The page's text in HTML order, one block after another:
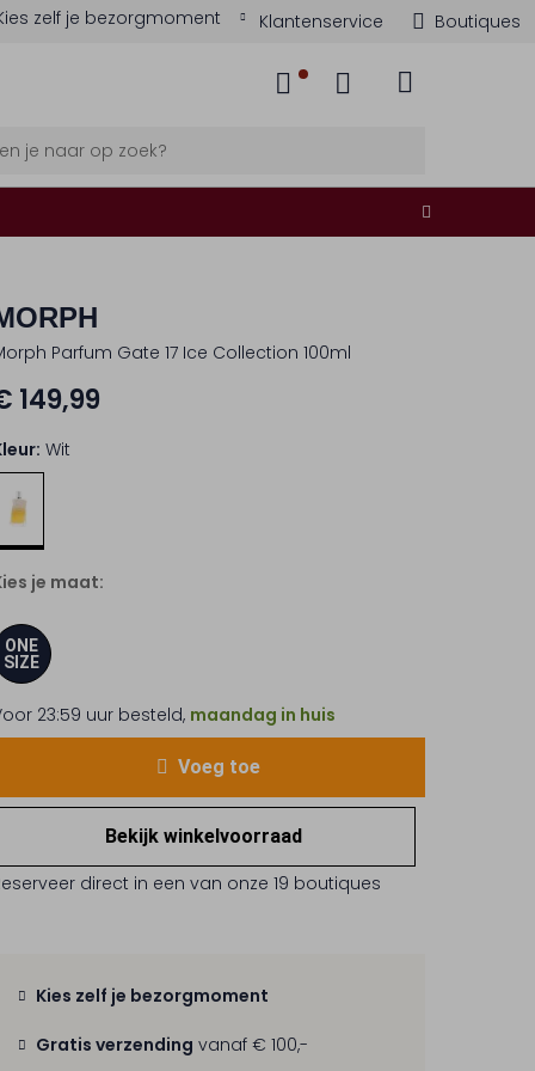
zelf je bezorgmoment Klantenservice Boutiques
Parfum Gate 17 Ice Collection 100ml
149,99
Wit
je maat:
ONE
SIZE
23:59 uur besteld, maandag in huis
Voeg toe
Bekijk winkelvoorraad
direct in een van onze 19 boutiques
Kies zelf je bezorgmoment
Gratis verzending vanaf € 100,-